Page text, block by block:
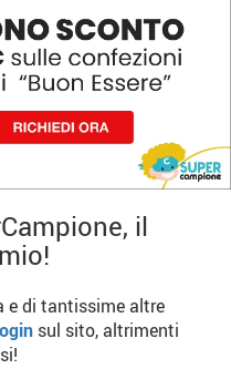
il
e di tantissime altre
sul sito, altrimenti